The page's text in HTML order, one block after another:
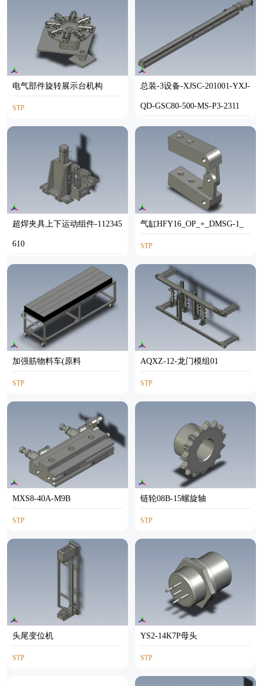
电气部件旋转展示台机构
STP
总装-3设备-XJSC-201001-YXJ-
QD-GSC80-500-MS-P3-2311
STP
超焊夹具上下运动组件-112345
610
STP
气缸HFY16_OP_+_DMSG-1_
STP
加强筋物料车(原料
STP
AQXZ-12-龙门模组01
STP
MXS8-40A-M9B
STP
链轮08B-15螺旋轴
STP
头尾变位机
STP
YS2-14K7P母头
STP